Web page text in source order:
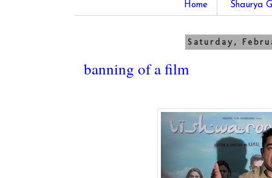
Home Shaurya
Saturday,
banning of a film